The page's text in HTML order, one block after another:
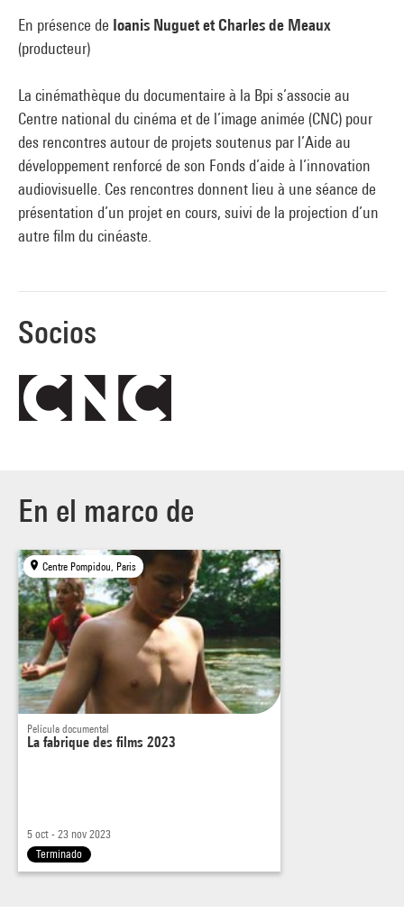
En présence de Ioanis Nuguet et Charles de Meaux
(producteur)
La cinémathèque du documentaire à la Bpi s’associe au
Centre national du cinéma et de l’image animée (CNC) pour
des rencontres autour de projets soutenus par l’Aide au
développement renforcé de son Fonds d’aide à l’innovation
audiovisuelle. Ces rencontres donnent lieu à une séance de
présentation d’un projet en cours, suivi de la projection d’un
autre film du cinéaste.
Socios
En el marco de
Centre Pompidou, Paris
Película documental
La fabrique des films 2023
5 oct - 23 nov 2023
Terminado